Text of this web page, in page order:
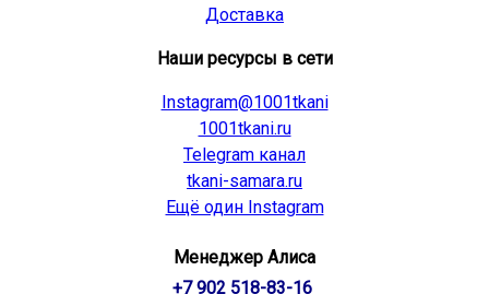
Доставка
Наши ресурсы в сети
Instagram@1001tkani
1001tkani.ru
Telegram канал
tkani-samara.ru
Ещё один Instagram
Менеджер Алиса
+7 902 518-83-16